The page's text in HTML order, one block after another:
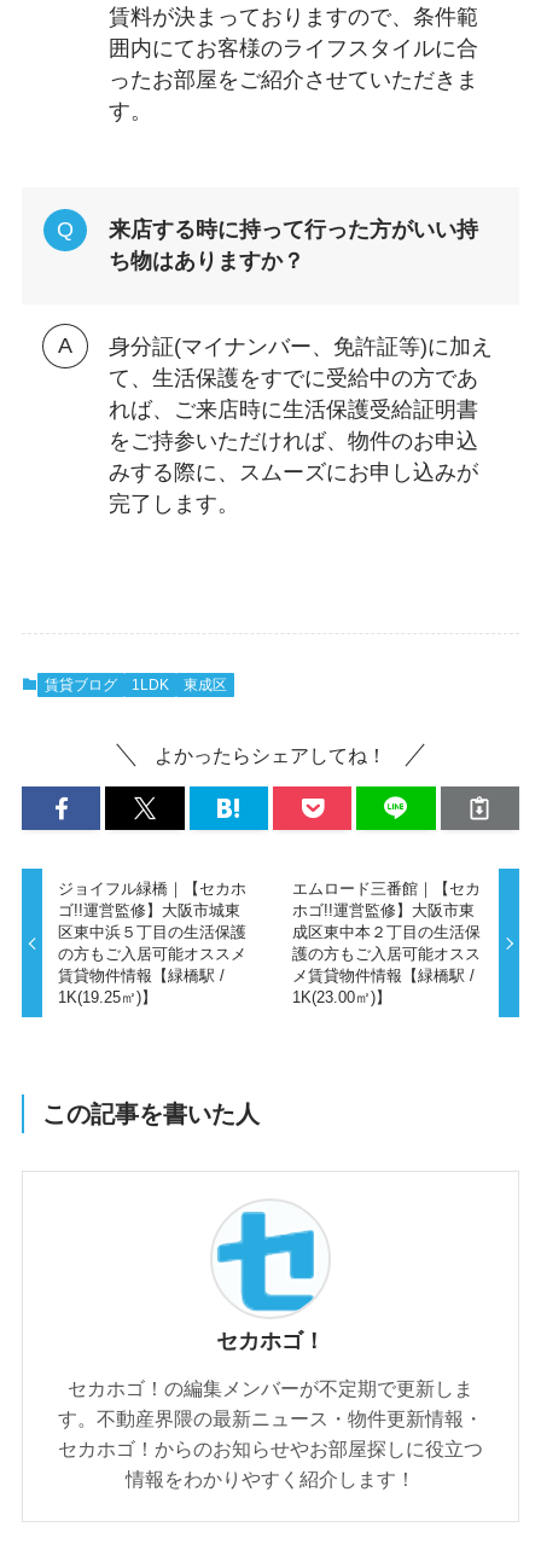
賃料が決まっておりますので、条件範
囲内にてお客様のライフスタイルに合
ったお部屋をご紹介させていただきま
す。
来店する時に持って行った方がいい持
ち物はありますか？
身分証(マイナンバー、免許証等)に加え
て、生活保護をすでに受給中の方であ
れば、ご来店時に生活保護受給証明書
をご持参いただければ、物件のお申込
みする際に、スムーズにお申し込みが
完了します。
賃貸ブログ 1LDK 東成区
よかったらシェアしてね！
ジョイフル緑橋｜【セカホ
ゴ!!運営監修】大阪市城東
区東中浜５丁目の生活保護
の方もご入居可能オススメ
賃貸物件情報【緑橋駅 /
1K(19.25㎡)】
エムロード三番館｜【セカ
ホゴ!!運営監修】大阪市東
成区東中本２丁目の生活保
護の方もご入居可能オスス
メ賃貸物件情報【緑橋駅 /
1K(23.00㎡)】
この記事を書いた人
セカホゴ！
セカホゴ！の編集メンバーが不定期で更新しま
す。不動産界隈の最新ニュース・物件更新情報・
セカホゴ！からのお知らせやお部屋探しに役立つ
情報をわかりやすく紹介します！